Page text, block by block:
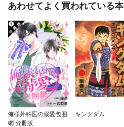
あわせてよく買われている本
俺様外科医の溺愛包囲
網 分冊版
キングダム